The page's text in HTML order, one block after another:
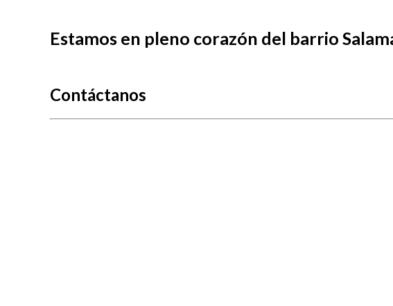
Estamos en pleno corazón del barrio
Contáctanos